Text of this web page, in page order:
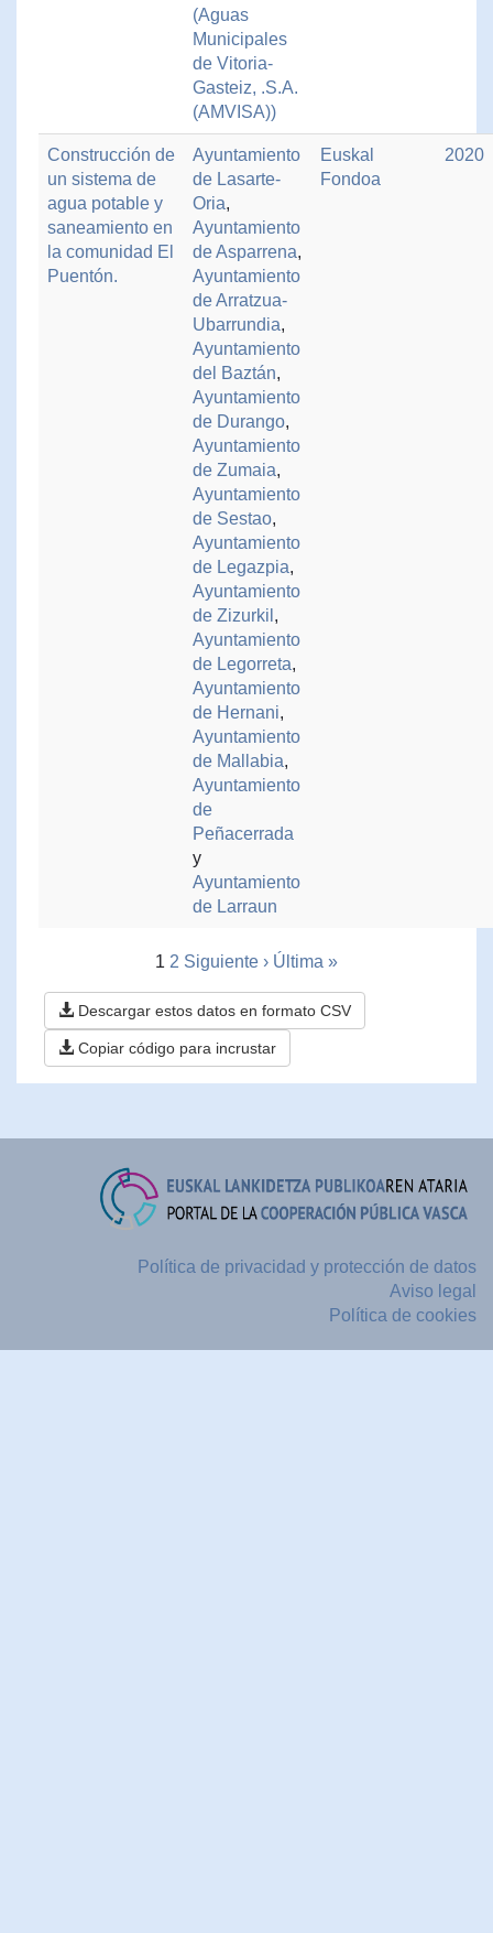
(Aguas
Municipales
de Vitoria-
Gasteiz, .S.A.
(AMVISA))
Construcción de
un sistema de
agua potable y
saneamiento en
la comunidad El
Puentón.
Ayuntamiento
de Lasarte-
Oria,
Ayuntamiento
de Asparrena,
Ayuntamiento
de Arratzua-
Ubarrundia,
Ayuntamiento
del Baztán,
Ayuntamiento
de Durango,
Ayuntamiento
de Zumaia,
Ayuntamiento
de Sestao,
Ayuntamiento
de Legazpia,
Ayuntamiento
de Zizurkil ,
Ayuntamiento
de Legorreta,
Ayuntamiento
de Hernani,
Ayuntamiento
de Mallabia,
Ayuntamiento
de
Peñacerrada
y
Ayuntamiento
de Larraun
Euskal
Fondoa
2020
1 2 Siguiente › Última »
Descargar estos datos en formato CSV
Copiar código para incrustar
Política de privacidad y protección de datos
Aviso legal
Política de cookies